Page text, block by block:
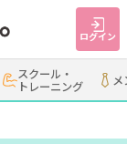
ログイン
スクール・
トレーニング メ